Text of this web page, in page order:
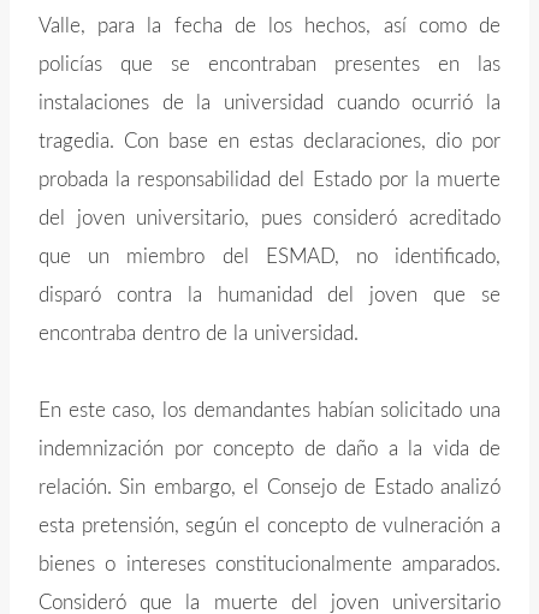
Valle, para la fecha de los hechos, así como de
policías que se encontraban presentes en las
instalaciones de la universidad cuando ocurrió la
tragedia. Con base en estas declaraciones, dio por
probada la responsabilidad del Estado por la muerte
del joven universitario, pues consideró acreditado
que un miembro del ESMAD, no identificado,
disparó contra la humanidad del joven que se
encontraba dentro de la universidad.
En este caso, los demandantes habían solicitado una
indemnización por concepto de daño a la vida de
relación. Sin embargo, el Consejo de Estado analizó
esta pretensión, según el concepto de vulneración a
bienes o intereses constitucionalmente amparados.
Consideró que la muerte del joven universitario